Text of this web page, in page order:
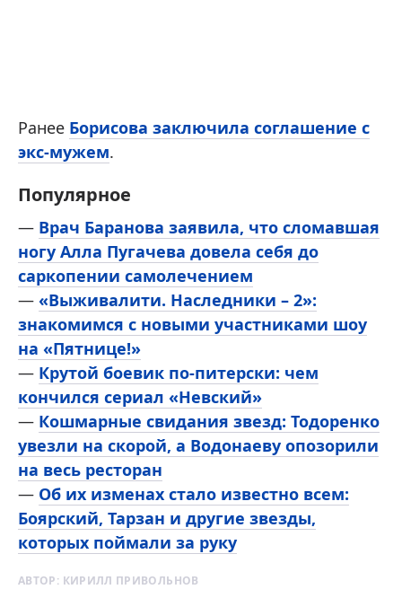
Ранее Борисова заключила соглашение с
экс-мужем.
Популярное
— Врач Баранова заявила, что сломавшая
ногу Алла Пугачева довела себя до
саркопении самолечением
— «Выживалити. Наследники – 2»:
знакомимся с новыми участниками шоу
на «Пятнице!»
— Крутой боевик по-питерски: чем
кончился сериал «Невский»
— Кошмарные свидания звезд: Тодоренко
увезли на скорой, а Водонаеву опозорили
на весь ресторан
— Об их изменах стало известно всем:
Боярский, Тарзан и другие звезды,
которых поймали за руку
АВТОР: КИРИЛЛ ПРИВОЛЬНОВ